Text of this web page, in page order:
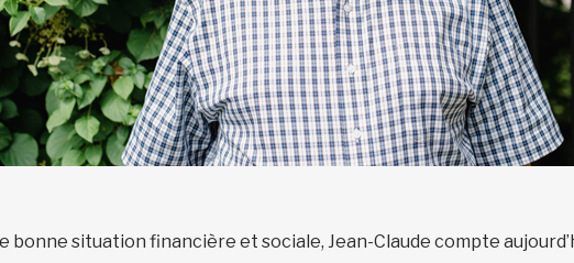
bonne situation financière et sociale, Jean-Claude compte